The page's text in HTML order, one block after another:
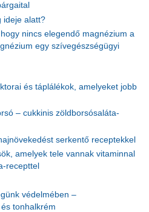
ideje alatt?
nincs elegendő magnézium a
egy szívegészségügyi
és táplálékok, amelyeket jobb
– cukkinis zöldborsósaláta-
serkentő receptekkel
amelyek tele vannak vitaminnal
recepttel
védelmében –
tonhalkrém